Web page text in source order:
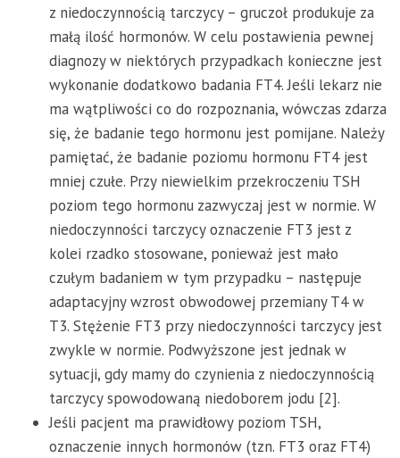
z niedoczynnością tarczycy – gruczoł produkuje za
małą ilość hormonów. W celu postawienia pewnej
diagnozy w niektórych przypadkach konieczne jest
wykonanie dodatkowo badania FT4. Jeśli lekarz nie
ma wątpliwości co do rozpoznania, wówczas zdarza
się, że badanie tego hormonu jest pomijane. Należy
pamiętać, że badanie poziomu hormonu FT4 jest
mniej czułe. Przy niewielkim przekroczeniu TSH
poziom tego hormonu zazwyczaj jest w normie. W
niedoczynności tarczycy oznaczenie FT3 jest z
kolei rzadko stosowane, ponieważ jest mało
czułym badaniem w tym przypadku – następuje
adaptacyjny wzrost obwodowej przemiany T4 w
T3. Stężenie FT3 przy niedoczynności tarczycy jest
zwykle w normie. Podwyższone jest jednak w
sytuacji, gdy mamy do czynienia z niedoczynnością
tarczycy spowodowaną niedoborem jodu [2].
Jeśli pacjent ma prawidłowy poziom TSH,
oznaczenie innych hormonów (tzn. FT3 oraz FT4)